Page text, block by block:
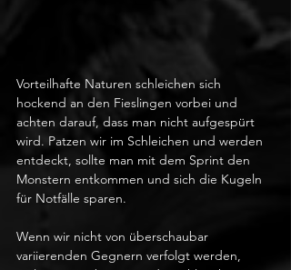
Vorteilhafte Naturen schleichen sich
hockend an den Fieslingen vorbei und
achten darauf, dass man nicht aufgespürt
wird. Patzen wir im Schleichen und werden
entdeckt, sollte man mit dem Sprint den
Monstern entkommen und sich die Kugeln
für Notfälle sparen.
Wenn wir nicht von überschaubar
variierenden Gegnern verfolgt werden,